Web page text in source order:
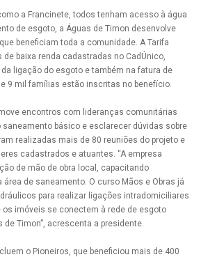
a Francinete, todos tenham acesso à água
de esgoto, a Águas de Timon desenvolve
beneficiam toda a comunidade. A Tarifa
baixa renda cadastradas no CadÚnico,
ligação do esgoto e também na fatura de
9 mil famílias estão inscritas no benefício.
encontros com lideranças comunitárias
básico e esclarecer dúvidas sobre
realizadas mais de 80 reuniões do projeto e
cadastrados e atuantes. “A empresa
de mão de obra local, capacitando
área de saneamento. O curso Mãos e Obras já
para realizar ligações intradomiciliares
os imóveis se conectem à rede de esgoto
Timon”, acrescenta a presidente.
o Pioneiros, que beneficiou mais de 400